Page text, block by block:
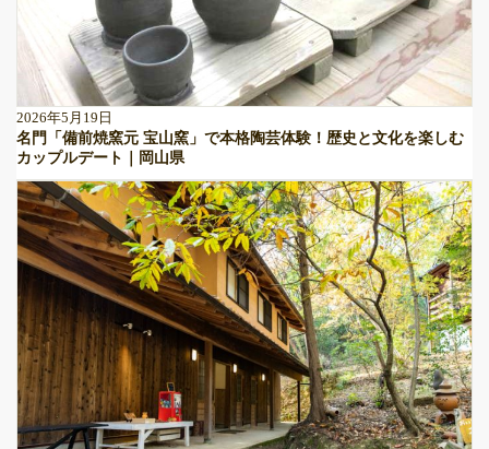
2026年5月19日
名門「備前焼窯元 宝山窯」で本格陶芸体験！歴史と文化を楽しむ
カップルデート｜岡山県